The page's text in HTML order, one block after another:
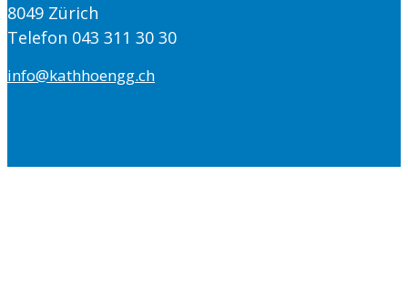
8049 Zürich
Telefon 043 311 30 30
info@kathhoengg.ch